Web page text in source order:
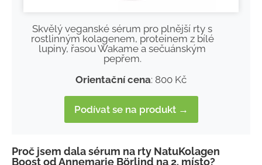
Skvělý veganské sérum pro plnější rty s
rostlinným kolagenem, proteinem z bílé
lupiny, řasou Wakame a sečuánským
pepřem.
Orientační cena: 800 Kč
Podívat se na produkt →
Proč jsem dala sérum na rty NatuKolagen
Boost od Annemarie Börlind na 2. místo?